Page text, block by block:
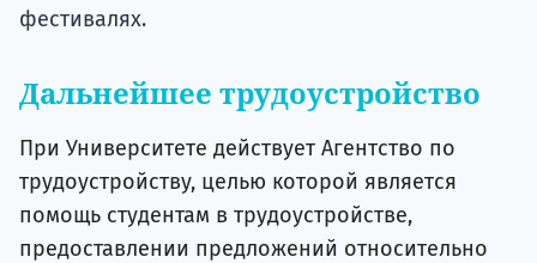
фестивалях.
Дальнейшее трудоустройство
При Университете действует Агентство по
трудоустройству, целью которой является
помощь студентам в трудоустройстве,
предоставлении предложений относительно